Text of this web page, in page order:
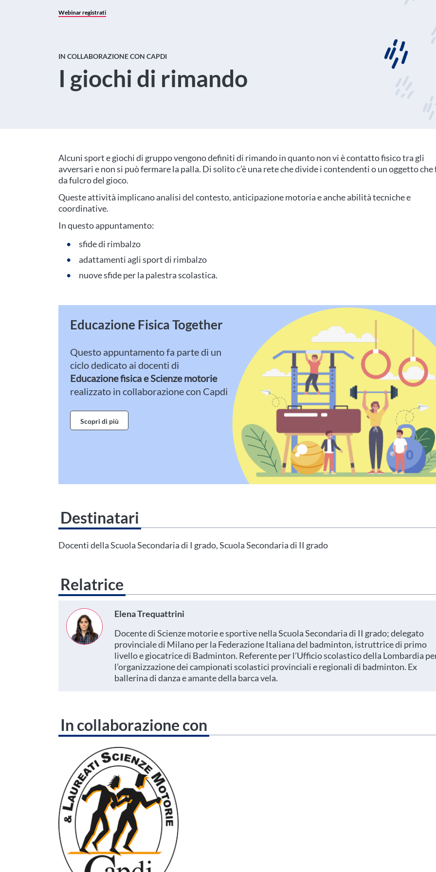
Webinar registrati
IN COLLABORAZIONE CON CAPDI
I giochi di rimando
Alcuni sport e giochi di gruppo vengono definiti di rimando in quanto non vi è contatto fisico tra gli
avversari e non si può fermare la palla. Di solito c’è una rete che divide i contendenti o un oggetto che
da fulcro del gioco.
Queste attività implicano analisi del contesto, anticipazione motoria e anche abilità tecniche e
coordinative.
In questo appuntamento:
sfide di rimbalzo
adattamenti agli sport di rimbalzo
nuove sfide per la palestra scolastica.
Educazione Fisica Together
Questo appuntamento fa parte di un
ciclo dedicato ai docenti di
Educazione fisica e Scienze motorie
realizzato in collaborazione con Capdi
Scopri di più
Destinatari
Questo evento non è compatibile con il grado scolastico che hai indicato nel tuo profilo personale
Docenti della Scuola Secondaria di I grado, Scuola Secondaria di II grado
Relatrice
Elena Trequattrini
Docente di Scienze motorie e sportive nella Scuola Secondaria di II grado; delegato
provinciale di Milano per la Federazione Italiana del badminton, istruttrice di primo
livello e giocatrice di Badminton. Referente per l’Ufficio scolastico della Lombardia
l’organizzazione dei campionati scolastici provinciali e regionali di badminton. Ex
ballerina di danza e amante della barca vela.
In collaborazione con